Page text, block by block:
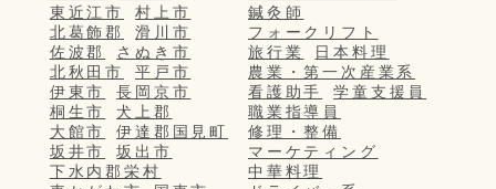
東近江市
村上市
北葛飾郡
滑川市
佐波郡
さぬき市
北秋田市
平戸市
伊東市
長岡京市
桐生市
犬上郡
大館市
伊達郡国見町
坂井市
坂出市
下水内郡栄村
鍼灸師
フォークリフト
旅行業
日本料理
農業・第一次産業系
看護助手
学童支援員
職業指導員
修理・整備
マーケティング
中華料理